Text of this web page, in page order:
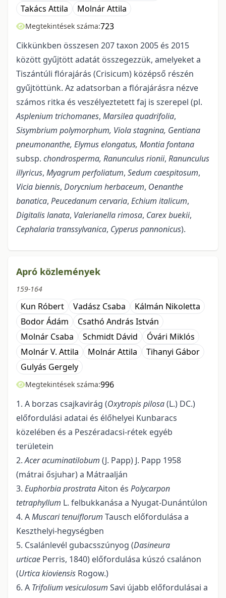
Takács Attila
Molnár Attila
Megtekintések száma:723
Cikkünkben összesen 207 taxon 2005 és 2015
között gyűjtött adatát összegezzük, amelyeket a
Tiszántúli flórajárás (Crisicum) középső részén
gyűjtöttünk. Az adatsorban a flórajárásra nézve
számos ritka és veszélyeztetett faj is szerepel (pl.
Asplenium trichomanes, Marsilea quadrifolia,
Sisymbrium polymorphum, Viola stagnina, Gentiana
pneumonanthe, Elymus elongatus, Montia fontana
subsp. chondrosperma, Ranunculus rionii, Ranunculus
illyricus, Myagrum perfoliatum, Sedum caespitosum,
Vicia biennis, Dorycnium herbaceum, Oenanthe
banatica, Peucedanum cervaria, Echium italicum,
Digitalis lanata, Valerianella rimosa, Carex buekii,
Cephalaria transsylvanica, Cyperus pannonicus).
Apró közlemények
159-164
Kun Róbert Vadász Csaba
Kálmán Nikoletta
Bodor Ádám
Csathó András István
Molnár Csaba
Schmidt Dávid
Óvári Miklós
Molnár V. Attila
Molnár Attila
Tihanyi Gábor
Gulyás Gergely
Megtekintések száma:996
1. A borzas csajkavirág (Oxytropis pilosa(L.) DC.)
előfordulási adatai és élőhelyei Kunbaracs
közelében és a Peszéradacsi-rétek egyéb
területein
2.Acer acuminatilobum (J. Papp) J. Papp 1958
(mátrai ősjuhar) a Mátraalján
3. Euphorbia prostrataAiton és Polycarpon
tetraphyllum L. felbukkanása a Nyugat-Dunántúlon
4. AMuscari tenuiflorum Tausch előfordulása a
Keszthelyi-hegységben
5. Csalánlevél gubacsszúnyog (Dasineura
urticae Perris, 1840) előfordulása kúszó csalánon
(Urtica kioviensis Rogow.)
6. A Trifolium vesiculosum Savi újabb előfordulásai a